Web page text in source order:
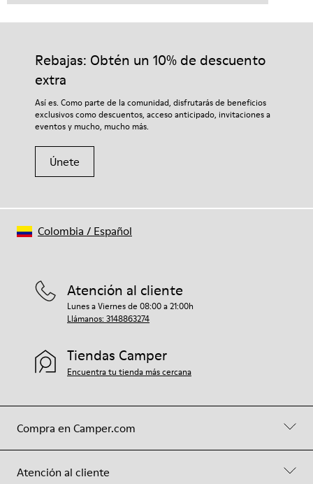
Rebajas: Obtén un 10% de descuento
extra
Así es. Como parte de la comunidad, disfrutarás de beneficios
exclusivos como descuentos, acceso anticipado, invitaciones a
eventos y mucho, mucho más.
Únete
Compra en Camper.com
Atención al cliente
Atención al cliente
Lunes a Viernes de 08:00 a 21:00h
Llámanos: 3148863274
Tiendas Camper
Encuentra tu tienda más cercana
Colombia / Español